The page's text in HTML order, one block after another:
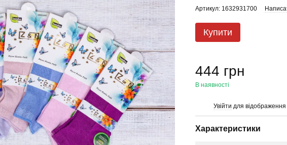
Артикул: 1632931700
Купити
444 грн
В наявності
Увійти для відображення
Характеристики